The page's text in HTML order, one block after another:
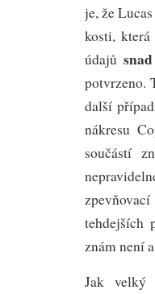
je, že
kosti,
údajů
potvrzeno.
další
nákresu
součástí
tehdejších
znám není
Jak